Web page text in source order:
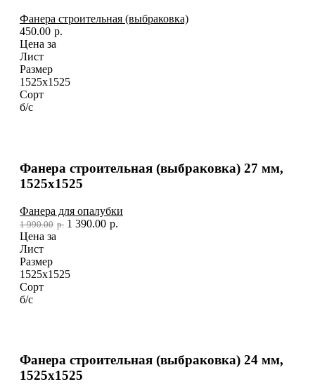
Фанера строительная (выбраковка)
р.
450.00
Цена за
Лист
Размер
1525х1525
Сорт
б/с
Фанера строительная (выбраковка) 27 мм,
1525х1525
Фанера для опалубки
р.
1 990.00 р.
1 390.00
Цена за
Лист
Размер
1525х1525
Сорт
б/с
Фанера строительная (выбраковка) 24 мм,
1525х1525